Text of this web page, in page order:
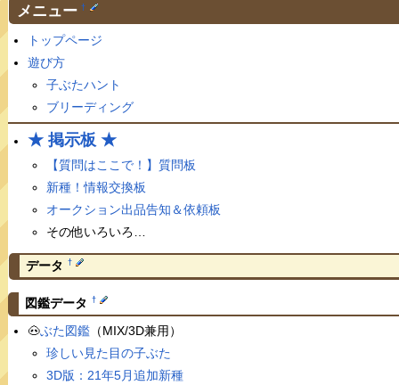
メニュー †
トップページ
遊び方
子ぶたハント
ブリーディング
★ 掲示板 ★
【質問はここで！】質問板
新種！情報交換板
オークション出品告知＆依頼板
その他いろいろ…
データ †
図鑑データ †
🐽ぶた図鑑（MIX/3D兼用）
珍しい見た目の子ぶた
3D版：21年5月追加新種